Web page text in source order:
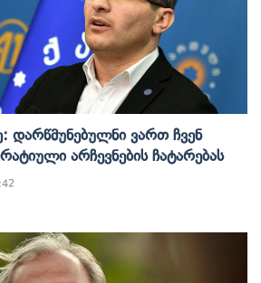
Დარწმუნებულნი Ვართ Ჩვენ
Არჩევნების Ჩატარებას